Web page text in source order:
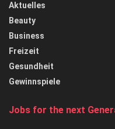
Aktuelles
Beauty
Business
Freizeit
Gesundheit
Gewinnspiele
Jobs for the next